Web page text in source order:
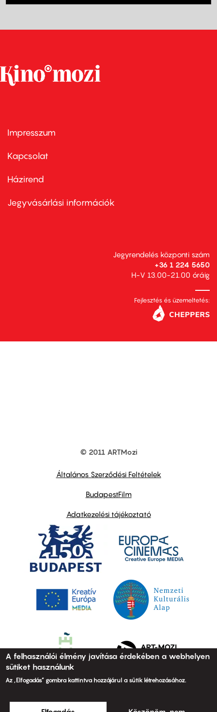
Footer
first
Impresszum
Kapcsolat
Footer
second
Házirend
Jegyvásárlási információk
Jegyrendelés központi szám
+36 1 224 5650
H-V 13.00-21.00 óráig
Fejlesztés és üzemeltetés:
© 2011 ARTMozi
Általános Szerződési Feltételek
BudapestFilm
Adatkezelési tájékoztató
A felhasználói élmény javítása érdekében a webhelyen
sütiket használunk
Az „Elfogadás” gombra kattintva hozzájárul a sütik létrehozásához.